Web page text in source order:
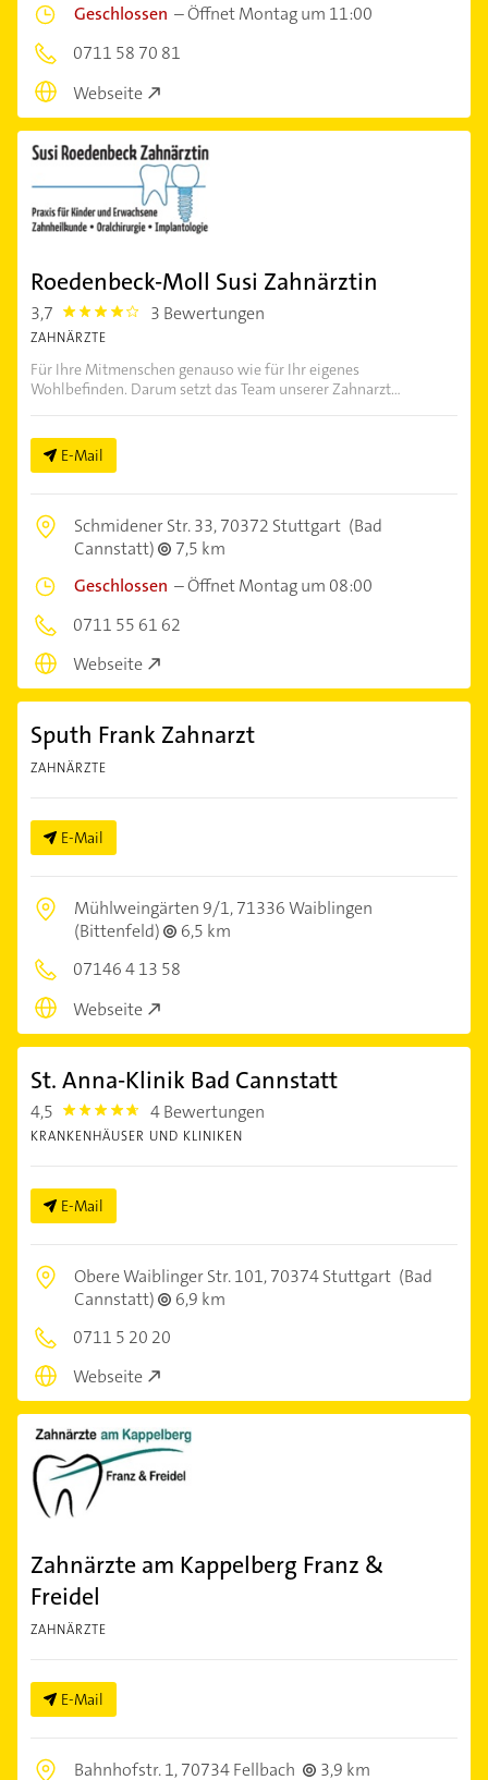
Geschlossen –Öffnet Montag um 11:00
0711 58 70 81
Webseite
Roedenbeck-Moll Susi Zahnärztin
3,7 3.7 3 Bewertungen
ZAHNÄRZTE
Für Ihre Mitmenschen genauso wie für Ihr eigenes
Wohlbefinden. Darum setzt das Team unserer Zahnarzt...
E-Mail
Schmidener Str. 33,70372 Stuttgart (Bad
Cannstatt)
7,5 km
Geschlossen –Öffnet Montag um 08:00
0711 55 61 62
Webseite
Sputh Frank Zahnarzt
ZAHNÄRZTE
E-Mail
Mühlweingärten 9/1,71336 Waiblingen
(Bittenfeld)
6,5 km
07146 4 13 58
Webseite
St. Anna-Klinik Bad Cannstatt
4,5 4.5 4 Bewertungen
KRANKENHÄUSER UND KLINIKEN
E-Mail
Obere Waiblinger Str. 101,70374 Stuttgart (Bad
Cannstatt)
6,9 km
0711 5 20 20
Webseite
Zahnärzte am Kappelberg Franz &
Freidel
ZAHNÄRZTE
E-Mail
Bahnhofstr. 1,70734 Fellbach 3,9 km